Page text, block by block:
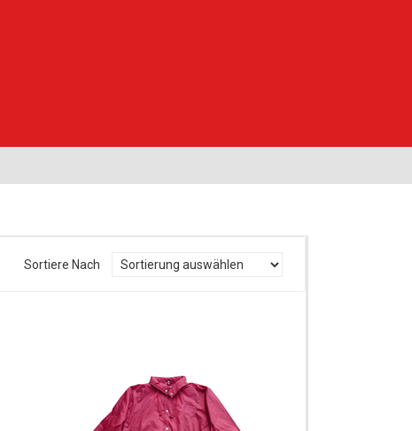
Sortiere Nach